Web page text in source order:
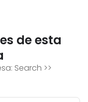
de esta
Search >>